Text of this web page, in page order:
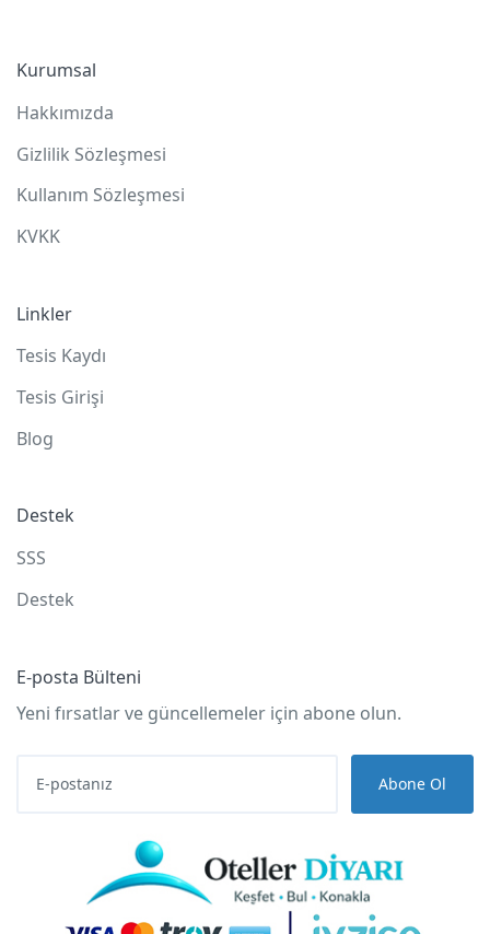
Kurumsal
Hakkımızda
Gizlilik Sözleşmesi
Kullanım Sözleşmesi
KVKK
Linkler
Tesis Kaydı
Tesis Girişi
Blog
Destek
SSS
Destek
E-posta Bülteni
Yeni fırsatlar ve güncellemeler için abone olun.
Abone Ol